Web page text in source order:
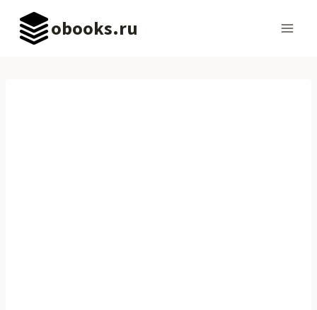
Перейти
содержимому
obooks.ru